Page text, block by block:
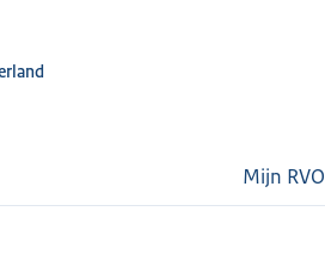
Mijn RVO